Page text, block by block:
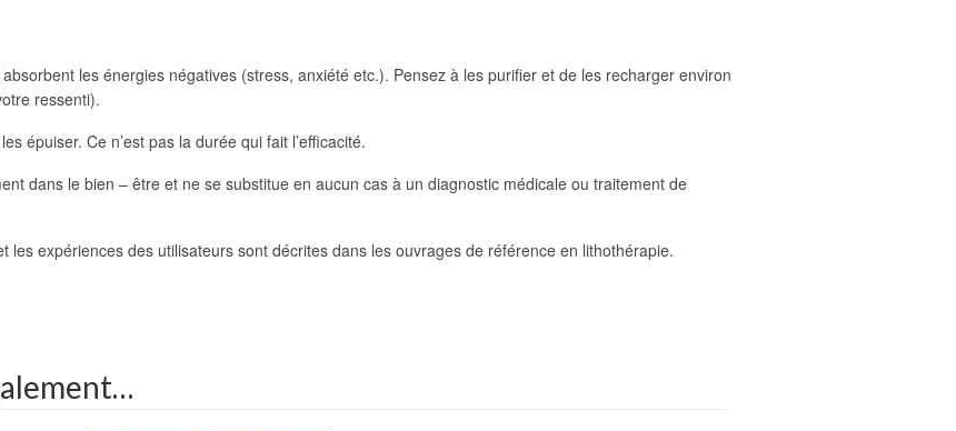
les énergies négatives (stress, anxiété etc.). Pensez à les purifier et de les recharger environ
ressenti).
épuiser. Ce n’est pas la durée qui fait l’efficacité.
dans le bien – être et ne se substitue en aucun cas à un diagnostic médicale ou traitement de
les expériences des utilisateurs sont décrites dans les ouvrages de référence en lithothérapie.